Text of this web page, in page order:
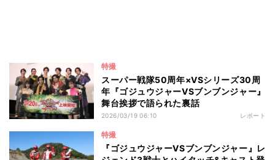
特撮
スーパー戦隊50周年×VSシリーズ30周
年『ゴジュウジャーVSブンブンジャー』
舞台挨拶で語られた裏話
2026/03/19 06:10 レポート
特撮
『ゴジュウジャーVSブンブンジャー』レ